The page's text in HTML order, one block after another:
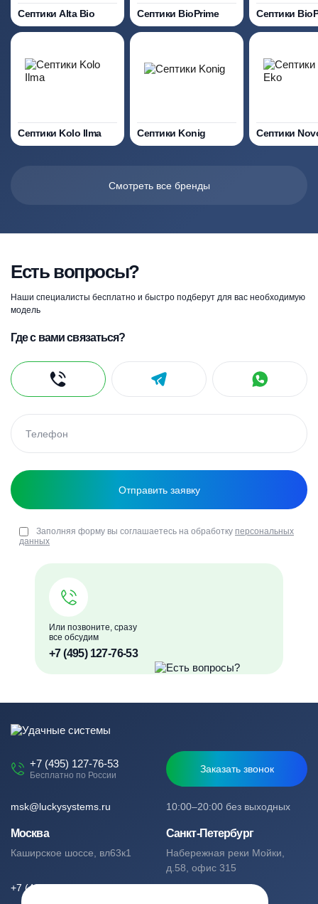
Септики Alta Bio Септики BioPrime Септики
Септики Kolo Ilma Септики Konig Септики
Смотреть все бренды
Есть вопросы?
Наши специалисты бесплатно и быстро подберут для вас необходимую
модель
Или позвоните, сразу
все обсудим
+7 (495) 127-76-53
Где с вами связаться?
Заполняя форму вы соглашаетесь на обработку персональных
данных
+7 (495) 127-76-53
Бесплатно по России
Заказать звонок
10:00–20:00 без выходных
msk@luckysystems.ru
Москва
Каширское шоссе, вл63к1
+7 (495) 127-76-53
Санкт-Петербург
Набережная реки Мойки,
д.58, офис 315
+7 (812) 244-49-61